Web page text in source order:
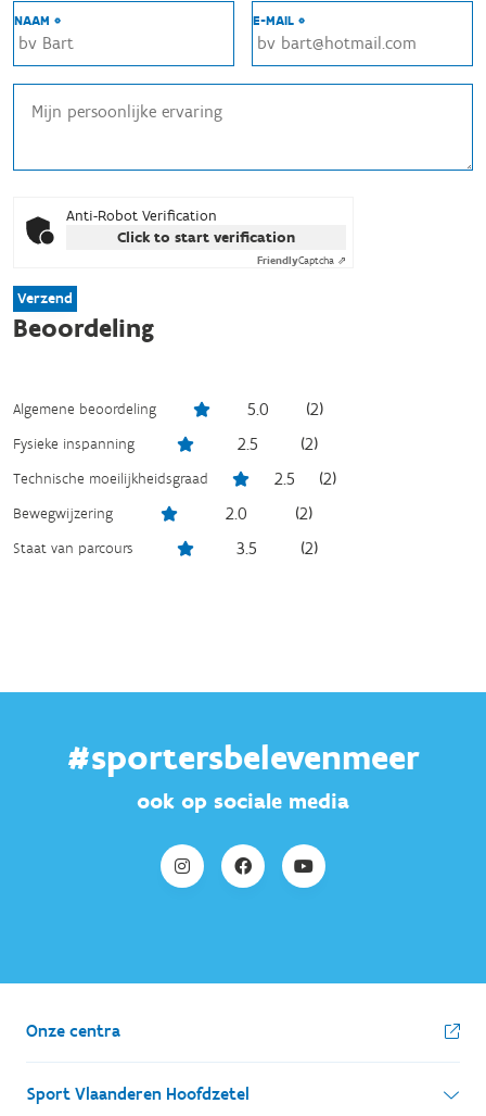
NAAM * E-MAIL *
Anti-Robot Verification
Click to start verification
FriendlyCaptcha ⇗
Verzend
Beoordeling
Algemene beoordeling 5.0 (2)
Fysieke inspanning 2.5 (2)
Technische moeilijkheidsgraad 2.5 (2)
Bewegwijzering 2.0 (2)
Staat van parcours 3.5 (2)
#sportersbelevenmeer
ook op sociale media
Onze centra
Sport Vlaanderen Hoofdzetel